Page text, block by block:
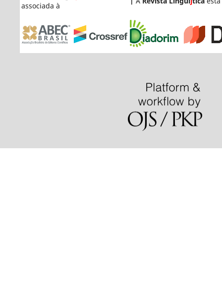
associada à